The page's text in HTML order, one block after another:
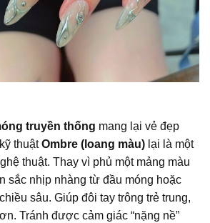
truyền thống mang lại vẻ đẹp
thuậtOmbre (loang màu) lại là một
thuật. Thay vì phủ một mảng màu
sắc nhịp nhàng từ đầu móng hoặc
sâu. Giúp đôi tay trông trẻ trung,
Tránh được cảm giác “nặng nề”